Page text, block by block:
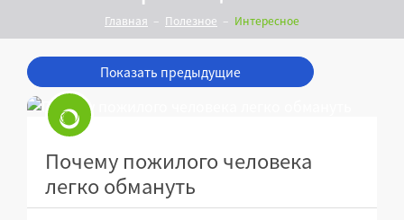
Главная Полезное Интересное
Показать предыдущие
Почему пожилого человека
легко обмануть